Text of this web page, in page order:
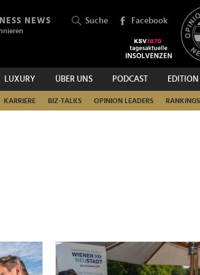
NEWS Suche Facebook
LUXURY ÜBER UNS PODCAST EDITION
KARRIERE BIZ-TALKS OPINION LEADERS RANKINGS
SUCHEN